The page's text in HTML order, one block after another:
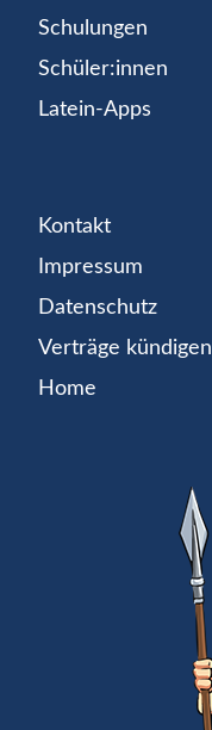
Schulungen
Schüler:innen
Latein-Apps
Kontakt
Impressum
Datenschutz
Verträge kündigen
Home